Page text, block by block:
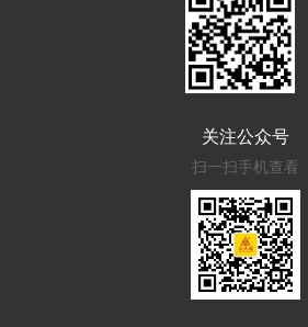
关注公众号
扫一扫手机查看